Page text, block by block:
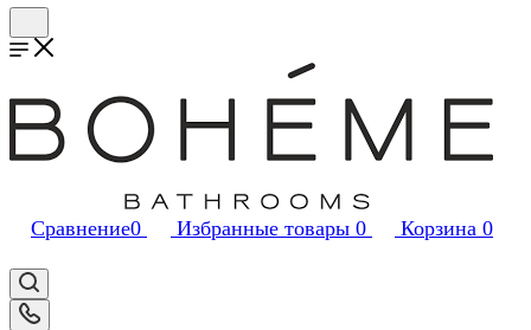
Сравнение0 Избранные товары 0 Корзина 0